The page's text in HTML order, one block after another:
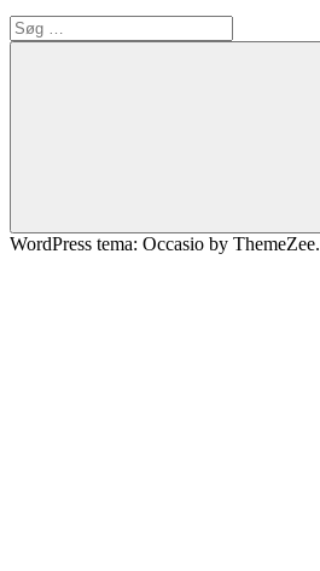
Søg
efter:
Søg
WordPress tema: Occasio by ThemeZee.